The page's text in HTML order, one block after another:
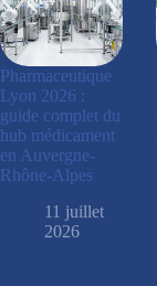
Pharmaceutique
Lyon 2026 :
guide complet du
hub médicament
en Auvergne-
Rhône-Alpes
11 juillet
2026